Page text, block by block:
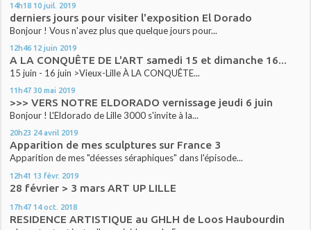
14h18 10 juil. 2019
derniers jours pour visiter l'exposition El Dorado
Bonjour ! Vous n'avez plus que quelque jours pour...
12h46 12 juin 2019
A LA CONQUÊTE DE L'ART samedi 15 et dimanche 16...
15 juin - 16 juin >Vieux-Lille À LA CONQUÊTE...
11h47 30 mai 2019
>>> VERS NOTRE ELDORADO vernissage jeudi 6 juin
Bonjour ! L'Eldorado de Lille 3000 s'invite à la...
20h23 24 avril 2019
Apparition de mes sculptures sur France 3
Apparition de mes "déesses séraphiques" dans l'épisode...
12h41 13 févr. 2019
28 février > 3 mars ART UP LILLE
17h47 14 oct. 2018
RESIDENCE ARTISTIQUE au GHLH de Loos Haubourdin